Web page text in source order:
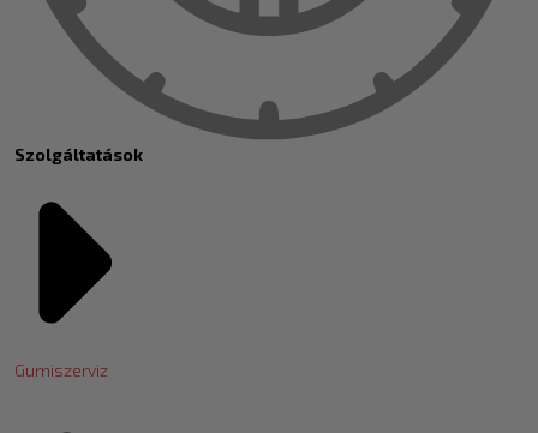
Szolgáltatások
Gumiszerviz